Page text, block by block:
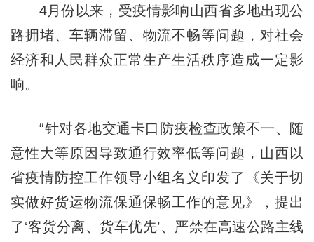
4月份以来，受疫情影响山西省多地出现公
路拥堵、车辆滞留、物流不畅等问题，对社会
经济和人民群众正常生产生活秩序造成一定影
响。
“针对各地交通卡口防疫检查政策不一、随
意性大等原因导致通行效率低等问题，山西以
省疫情防控工作领导小组名义印发了《关于切
实做好货运物流保通保畅工作的意见》，提出
了‘客货分离、货车优先’、严禁在高速公路主线